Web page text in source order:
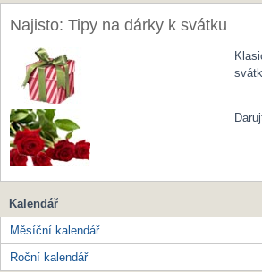
Najisto: Tipy na dárky k svátku
Kalendář
Měsíční kalendář
Roční kalendář